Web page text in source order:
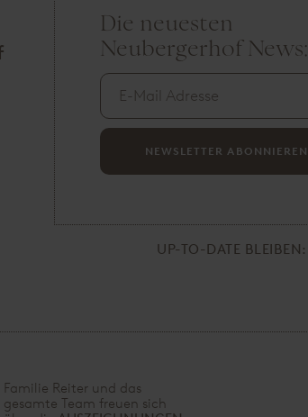
Die neuesten
Neubergerhof News:
E
-
M
i
A
r
NEWSLETTER ABONNIEREN
UP-TO-DATE BLEIBEN:
Familie Reiter und das
gesamte Team freuen sich